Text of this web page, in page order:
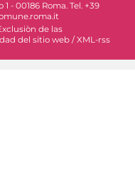
- 00186 Roma. Tel. +39
de las
del sitio web / XML-rss